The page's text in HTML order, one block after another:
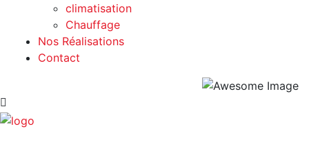
climatisation
Chauffage
Nos Réalisations
Contact